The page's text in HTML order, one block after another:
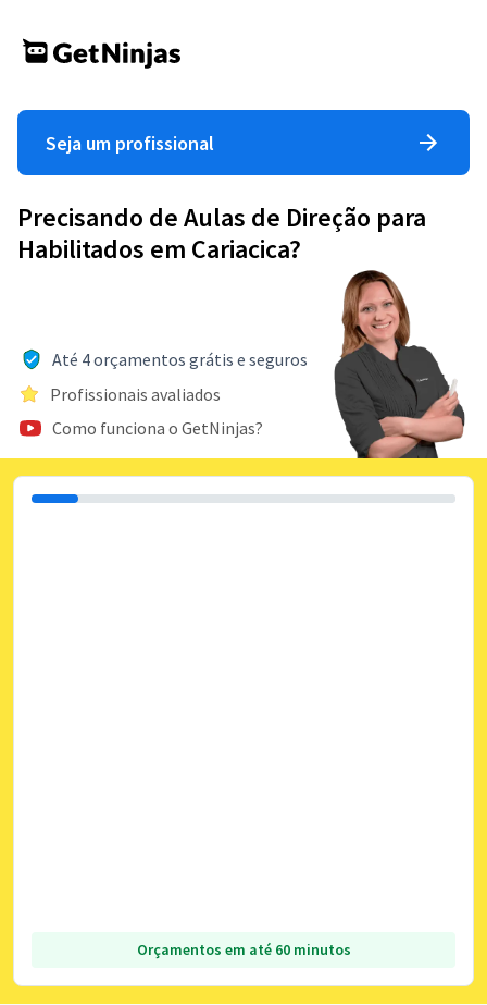
Seja um profissional
Precisando de Aulas de Direção para
Habilitados em Cariacica?
Até 4 orçamentos grátis e seguros
Profissionais avaliados
Como funciona o GetNinjas?
Orçamentos em até 60 minutos